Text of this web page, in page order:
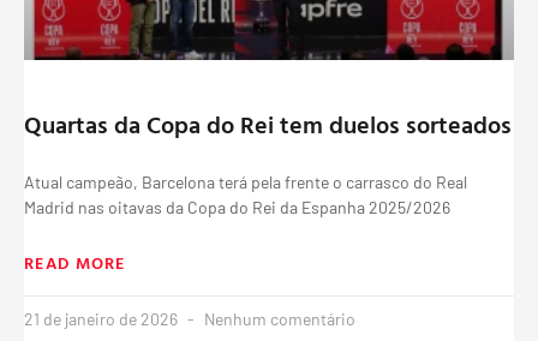
Quartas da Copa do Rei tem duelos sorteados
Atual campeão, Barcelona terá pela frente o carrasco do Real
Madrid nas oitavas da Copa do Rei da Espanha 2025/2026
READ MORE
21 de janeiro de 2026 Nenhum comentário